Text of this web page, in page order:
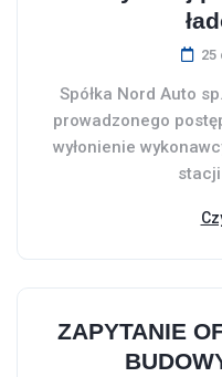
25
Spółka Nord Auto
prowadzonego
wyłonienie
ZAPYTANIE